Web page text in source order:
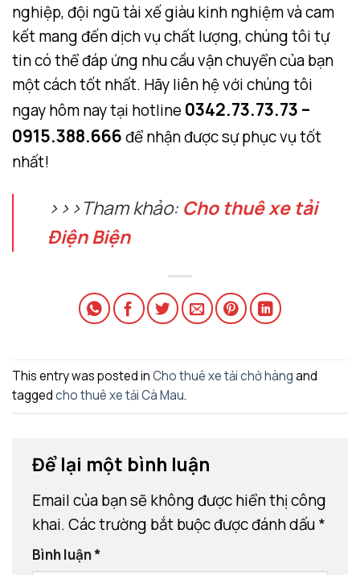
nghiệp, đội ngũ tài xế giàu kinh nghiệm và cam
kết mang đến dịch vụ chất lượng, chúng tôi tự
tin có thể đáp ứng nhu cầu vận chuyển của bạn
một cách tốt nhất. Hãy liên hệ với chúng tôi
ngay hôm nay tại hotline 0342.73.73.73 –
0915.388.666để nhận được sự phục vụ tốt
nhất!
>>>Tham khảo: Cho thuê xe tải
Điện Biện
This entry was posted inCho thuê xe tải chở hàngand
taggedcho thuê xe tải Cà Mau.
Để lại một bình luận
Email của bạn sẽ không được hiển thị công
khai.Các trường bắt buộc được đánh dấu*
Bình luận*